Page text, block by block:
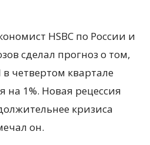
HSBC по России и
сделал прогноз о том,
четвертом квартале
на 1%. Новая рецессия
кризиса
он.